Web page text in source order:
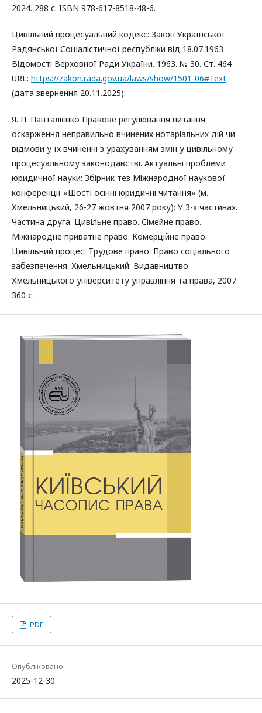
2024. 288 с. ISBN 978-617-8518-48-6.
Цивільний процесуальний кодекс: Закон Української
Радянської Соціалістичної республіки від 18.07.1963
Відомості Верховної Ради України. 1963. № 30. Ст. 464
URL: https://zakon.rada.gov.ua/laws/show/1501-06#Text
(дата звернення 20.11.2025).
Я. П. Панталієнко Правове регулювання питання
оскарження неправильно вчинених нотаріальних дій чи
відмови у їх вчиненні з урахуванням змін у цивільному
процесуальному законодавстві. Актуальні проблеми
юридичної науки: Збірник тез Міжнародної наукової
конференції «Шості осінні юридичні читання» (м.
Хмельницький, 26-27 жовтня 2007 року): У 3-х частинах.
Частина друга: Цивільне право. Сімейне право.
Міжнародне приватне право. Комерційне право.
Цивільний процес. Трудове право. Право соціального
забезпечення. Хмельницький: Видавництво
Хмельницького університету управління та права, 2007.
360 с.
PDF
Опубліковано
2025-12-30